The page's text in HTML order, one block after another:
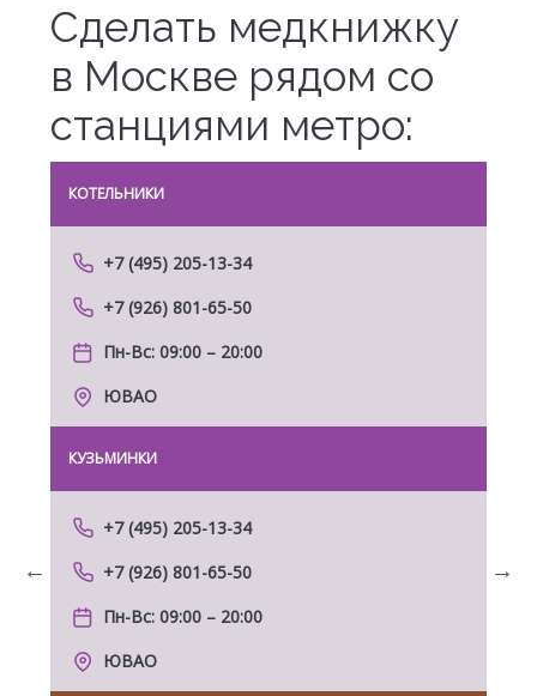
Сделать медкнижку
в Москве рядом со
станциями метро:
Previous
КОТЕЛЬНИКИ
+7 (495) 205-13-34
+7 (926) 801-65-50
Пн-Вс: 09:00 – 20:00
ЮВАО
КУЗЬМИНКИ
+7 (495) 205-13-34
+7 (926) 801-65-50
Пн-Вс: 09:00 – 20:00
ЮВАО